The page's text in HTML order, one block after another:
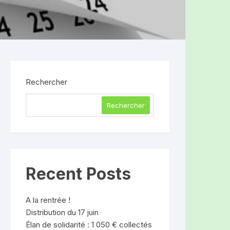
Rechercher
Rechercher
Recent Posts
A la rentrée !
Distribution du 17 juin
Élan de solidarité : 1 050 € collectés